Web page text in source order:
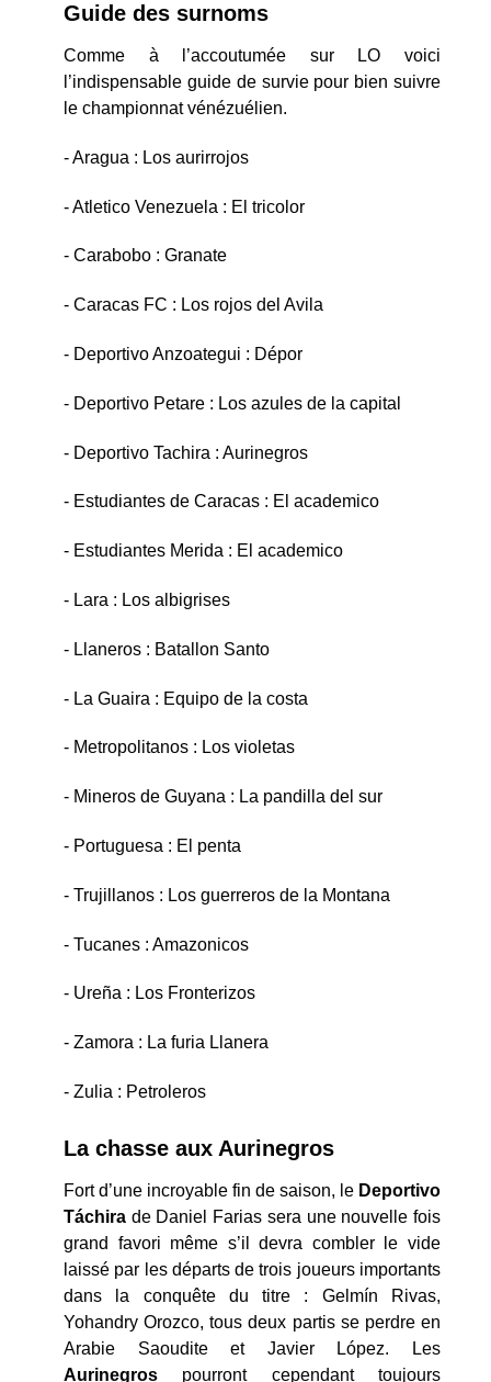
Guide des surnoms
Comme à l’accoutumée sur LO voici
l’indispensable guide de survie pour bien suivre
le championnat vénézuélien.
- Aragua : Los aurirrojos
- Atletico Venezuela : El tricolor
- Carabobo : Granate
- Caracas FC : Los rojos del Avila
- Deportivo Anzoategui : Dépor
- Deportivo Petare : Los azules de la capital
- Deportivo Tachira : Aurinegros
- Estudiantes de Caracas : El academico
- Estudiantes Merida : El academico
- Lara : Los albigrises
- Llaneros : Batallon Santo
- La Guaira : Equipo de la costa
- Metropolitanos : Los violetas
- Mineros de Guyana : La pandilla del sur
- Portuguesa : El penta
- Trujillanos : Los guerreros de la Montana
- Tucanes : Amazonicos
- Ureña : Los Fronterizos
- Zamora : La furia Llanera
- Zulia : Petroleros
La chasse aux Aurinegros
Fort d’une incroyable fin de saison, le Deportivo
Táchira de Daniel Farias sera une nouvelle fois
grand favori même s’il devra combler le vide
laissé par les départs de trois joueurs importants
dans la conquête du titre : Gelmín Rivas,
Yohandry Orozco, tous deux partis se perdre en
Arabie Saoudite et Javier López. Les
Aurinegros pourront cependant toujours